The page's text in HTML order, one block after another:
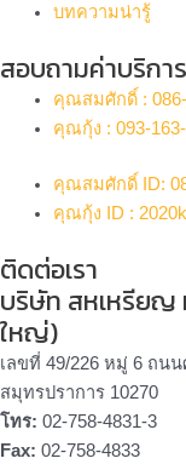
บทความน่ารู้
สอบถามค่าบริกา
คุณสมศักดิ์ : 086-
คุณกุ้ง : 093-
คุณสมศักดิ์ ID:
คุณกุ้ง ID :
ติดต่อเรา
บริษัท สหเหรียญ
ใหญ่)
เลขที่ 49/226 หมู่ 6 ถน
สมุทรปราการ 10270
โทร: 02-758-4831-3
Fax: 02-758-4833